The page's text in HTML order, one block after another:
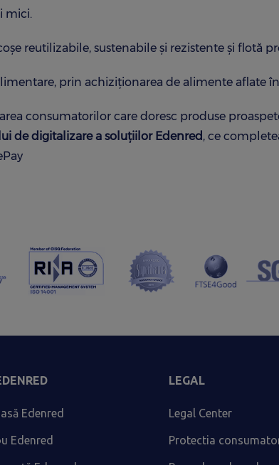
mici.
reutilizabile, sustenabile și rezistente și flotă
prin achiziționarea de alimente aflate
consumatorilor care doresc produse
de digitalizare a soluţiilor Edenred , ce
Edenred
Edenred
LEGAL
Legal Center
Protectia